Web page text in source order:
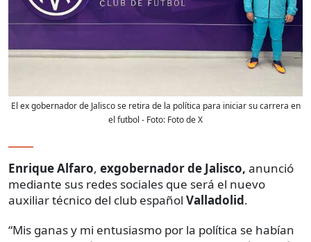
El ex gobernador de Jalisco se retira de la política para iniciar su carrera en
el futbol - Foto: Foto de X
Enrique Alfaro, exgobernador de Jalisco, anunció
mediante sus redes sociales que será el nuevo
auxiliar técnico del club español Valladolid.
“Mis ganas y mi entusiasmo por la política se habían